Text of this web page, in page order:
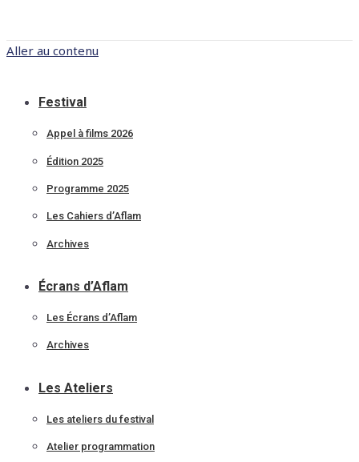
Aller au contenu
Festival
Appel à films 2026
Édition 2025
Programme 2025
Les Cahiers d’Aflam
Archives
Écrans d’Aflam
Les Écrans d’Aflam
Archives
Les Ateliers
Les ateliers du festival
Atelier programmation